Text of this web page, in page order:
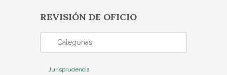
REVISIÓN DE OFICIO
Categorías
Jurisprudencia